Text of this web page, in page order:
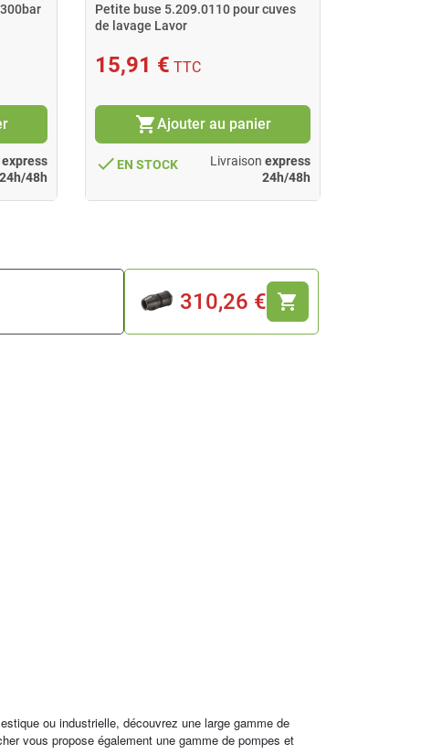
express
24h/48h
Petite buse 5.209.0110 pour cuves
de lavage Lavor
15,91 € TTC
shopping_cartAjouter au panier
done EN STOCK Livraison express
24h/48h
310,26 € shopping_cart
ou industrielle, découvrez une large gamme de
vous propose également une gamme de pompes et